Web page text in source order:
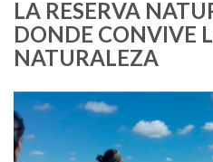
LA RESERVA
DONDE CONVIVE
NATURALEZA